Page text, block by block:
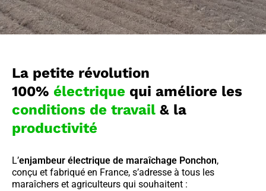
La petite révolution
100% électrique qui améliore les
conditions de travail & la
productivité
L’enjambeur électrique de maraîchage Ponchon,
conçu et fabriqué en France, s’adresse à tous les
maraîchers et agriculteurs qui souhaitent :